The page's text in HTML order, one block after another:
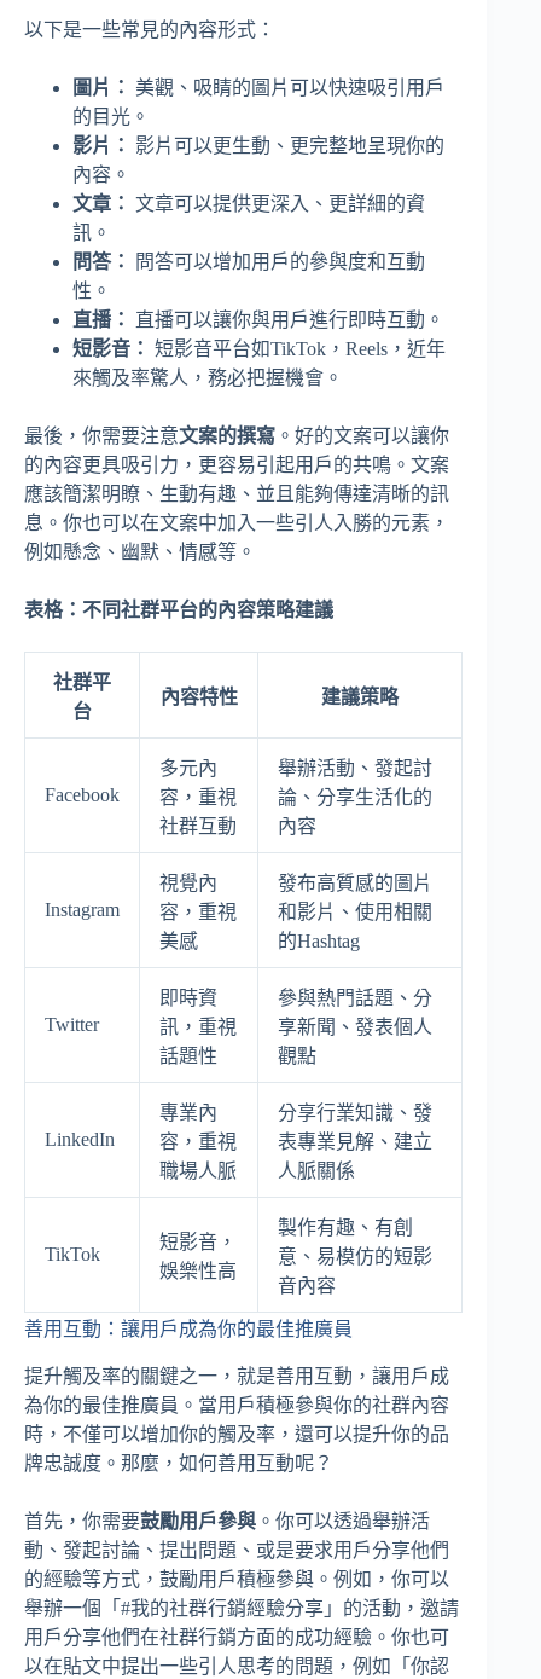
以下是一些常見的內容形式：
圖片：
美觀、吸睛的圖片可以快速吸引用戶
的目光。
影片：
影片可以更生動、更完整地呈現你的
內容。
文章： 文章可以提供更深入、更詳細的資
訊。
問答：
問答可以增加用戶的參與度和互動
性。
直播：
直播可以讓你與用戶進行即時互動。
短影音： 短影音平台如TikTok，Reels，近年
來觸及率驚人，務必把握機會。
最後，你需要注意文案的撰寫 。好的文案可以讓你
的內容更具吸引力，更容易引起用戶的共鳴。文案
應該簡潔明瞭、生動有趣、並且能夠傳達清晰的訊
息。你也可以在文案中加入一些引人入勝的元素，
例如懸念、幽默、情感等。
表格：不同社群平台的內容策略建議
社群平
台
內容特性 建議策略
Facebook
多元內
容，重視
社群互動
舉辦活動、發起討
論、分享生活化的
內容
Instagram
視覺內
容，重視
美感
發布高質感的圖片
和影片、使用相關
的Hashtag
Twitter
即時資
訊，重視
話題性
參與熱門話題、分
享新聞、發表個人
觀點
LinkedIn
專業內
容，重視
職場人脈
分享行業知識、發
表專業見解、建立
人脈關係
TikTok
短影音，
娛樂性高
製作有趣、有創
意、易模仿的短影
音內容
善用互動：讓用戶成為你的最佳推廣員
提升觸及率的關鍵之一，就是善用互動，讓用戶成
為你的最佳推廣員。當用戶積極參與你的社群內容
時，不僅可以增加你的觸及率，還可以提升你的品
牌忠誠度。那麼，如何善用互動呢？
首先，你需要鼓勵用戶參與 。你可以透過舉辦活
動、發起討論、提出問題、或是要求用戶分享他們
的經驗等方式，鼓勵用戶積極參與。例如，你可以
舉辦一個「#我的社群行銷經驗分享」的活動，邀請
用戶分享他們在社群行銷方面的成功經驗。你也可
以在貼文中提出一些引人思考的問題，例如「你認